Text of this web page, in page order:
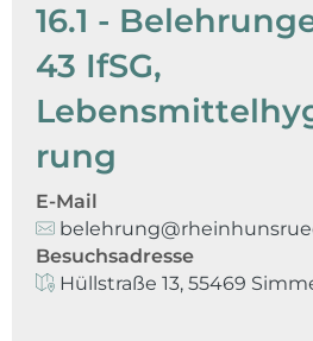
16.1 -
43 IfSG,
rung
E-Mail
Besuchsadresse
Hüllstraße 13, 55469